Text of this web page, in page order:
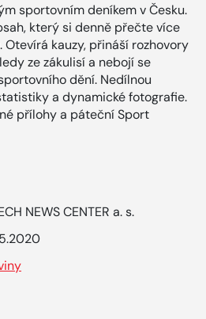
sportovním deníkem v Česku.
který si denně přečte více
kauzy, přináší rozhovory
ze zákulisí a nebojí se
dění. Nedílnou
a dynamické fotografie.
přílohy a páteční Sport
NEWS CENTER a. s.